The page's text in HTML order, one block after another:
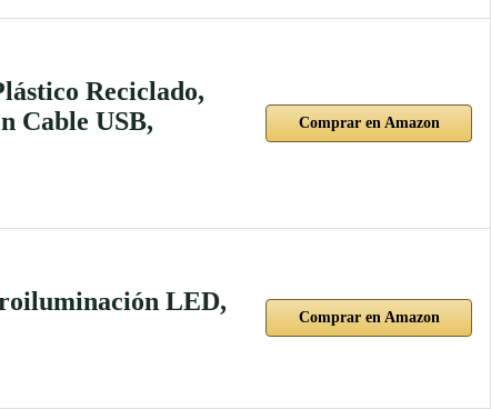
Reciclado,
Cable USB,
Comprar en Amazon
LED,
Comprar en Amazon